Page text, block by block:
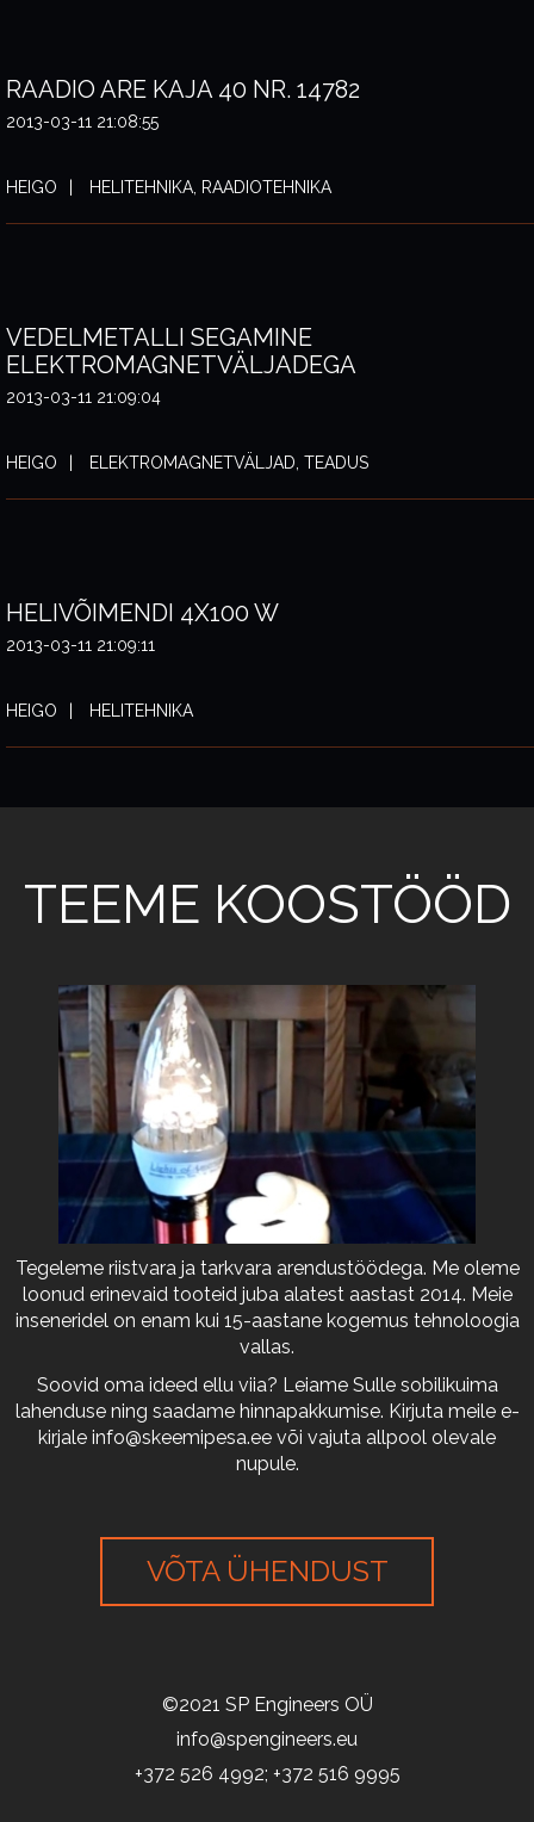
RAADIO ARE KAJA 40 NR. 14782
2013-03-11 21:08:55
HEIGO HELITEHNIKA, RAADIOTEHNIKA
VEDELMETALLI SEGAMINE
ELEKTROMAGNETVÄLJADEGA
2013-03-11 21:09:04
HEIGO ELEKTROMAGNETVÄLJAD, TEADUS
HELIVÕIMENDI 4X100 W
2013-03-11 21:09:11
HEIGO HELITEHNIKA
TEEME KOOSTÖÖD
Tegeleme riistvara ja tarkvara arendustöödega. Me oleme
loonud erinevaid tooteid juba alatest aastast 2014. Meie
inseneridel on enam kui 15-aastane kogemus tehnoloogia
vallas.
Soovid oma ideed ellu viia? Leiame Sulle sobilikuima
lahenduse ning saadame hinnapakkumise. Kirjuta meile e-
kirjale info@skeemipesa.ee või vajuta allpool olevale
nupule.
VÕTA ÜHENDUST
©2021 SP Engineers OÜ
info@spengineers.eu
+372 526 4992; +372 516 9995